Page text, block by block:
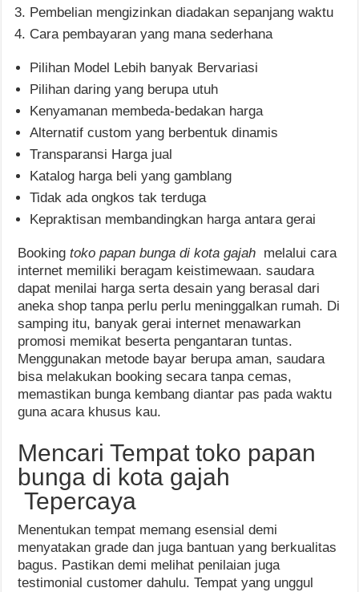
Pembelian mengizinkan diadakan sepanjang waktu
Cara pembayaran yang mana sederhana
Pilihan Model Lebih banyak Bervariasi
Pilihan daring yang berupa utuh
Kenyamanan membeda-bedakan harga
Alternatif custom yang berbentuk dinamis
Transparansi Harga jual
Katalog harga beli yang gamblang
Tidak ada ongkos tak terduga
Kepraktisan membandingkan harga antara gerai
Bookingtoko papan bunga di kota gajah melalui cara
internet memiliki beragam keistimewaan. saudara
dapat menilai harga serta desain yang berasal dari
aneka shop tanpa perlu perlu meninggalkan rumah. Di
samping itu, banyak gerai internet menawarkan
promosi memikat beserta pengantaran tuntas.
Menggunakan metode bayar berupa aman, saudara
bisa melakukan booking secara tanpa cemas,
memastikan bunga kembang diantar pas pada waktu
guna acara khusus kau.
Mencari Tempat toko papan
bunga di kota gajah
Tepercaya
Menentukan tempat memang esensial demi
menyatakan grade dan juga bantuan yang berkualitas
bagus. Pastikan demi melihat penilaian juga
testimonial customer dahulu. Tempat yang unggul